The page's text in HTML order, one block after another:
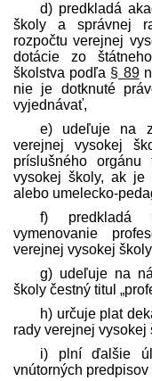
d) pred­kladá
školy a správnej
rozpočtu verejnej
dotácie zo
školstva podľa § 89
nie je dotknuté
vyjednávať,
e) udeľuje na
verejnej vysokej
príslušného orgánu
vysokej školy, ak je
alebo umelecko-
f) pred­kladá
vymenovanie
verejnej vysokej
g) udeľuje na
školy čestný titul
h) určuje plat
rady verejnej vysokej
i) plní ďalšie
vnútorných